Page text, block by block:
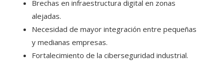
Brechas en infraestructura digital en zonas
alejadas.
Necesidad de mayor integración entre pequeñas
y medianas empresas.
Fortalecimiento de la ciberseguridad industrial.